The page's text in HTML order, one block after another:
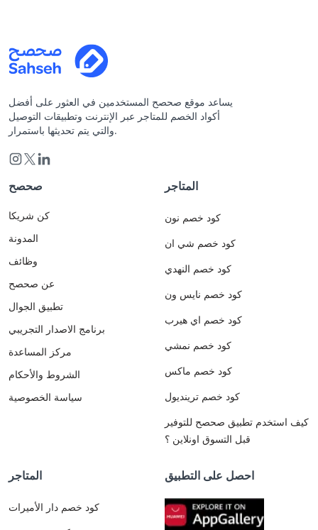
يساعد موقع صحصح المستخدمين في العثور على أفضل
أكواد الخصم للمتاجر عبر الإنترنت وتطبيقات التوصيل
والتي يتم تحديثها باستمرار.
صحصح
كن شريكا
المدونة
وظائف
عن صحصح
تطبيق الجوال
برنامج الاصدار التجريبي
مركز المساعدة
الشروط والأحكام
سياسة الخصوصية
المتاجر
كود خصم نون
كود خصم شي ان
كود خصم النهدي
كود خصم نايس ون
كود خصم اي هيرب
كود خصم نمشي
كود خصم ماكس
كود خصم ترينديول
كيف استخدم تطبيق صحصح للتوفير
قبل التسوق اونلاين ؟
المتاجر
كود خصم دار الأميرات
احصل على التطبيق